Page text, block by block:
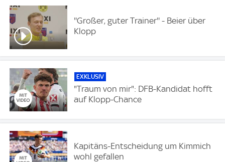
''Großer, guter Trainer'' - Beier über
Klopp
EXKLUSIV
"Traum von mir": DFB-Kandidat hofft
auf Klopp-Chance
Kapitäns-Entscheidung um Kimmich
wohl gefallen